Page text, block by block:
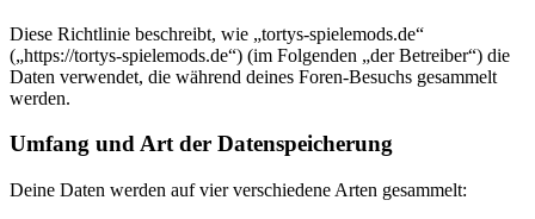
Diese Richtlinie beschreibt, wie „tortys-spielemods.de“
(„https://tortys-spielemods.de“) (im Folgenden „der Betreiber“) die
Daten verwendet, die während deines Foren-Besuchs gesammelt
werden.
Umfang und Art der Datenspeicherung
Deine Daten werden auf vier verschiedene Arten gesammelt: